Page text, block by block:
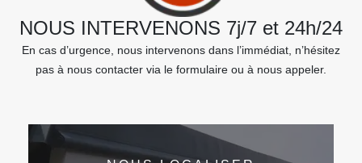
NOUS INTERVENONS 7j/7 et 24h/24
En cas d’urgence, nous intervenons dans l’immédiat, n’hésitez
pas à nous contacter via le formulaire ou à nous appeler.